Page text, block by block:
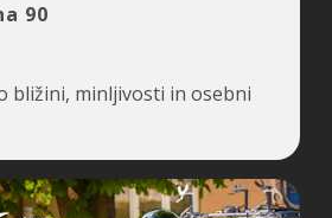
90
bližini, minljivosti in osebni